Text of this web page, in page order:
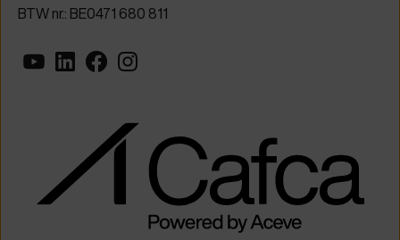
BTW nr.: BE0471 680 811